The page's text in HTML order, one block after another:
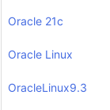
Oracle 21c
Oracle Linux
OracleLinux9.3